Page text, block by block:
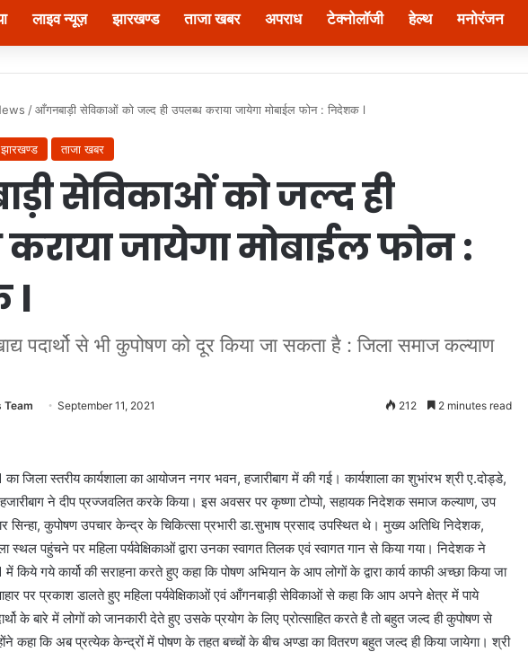
Tv | Bihar/Jharkhand No.1 News Channel
लाइव न्यूज़ झारखण्ड ताजा खबर अपराध टेक्नोलॉजी हेल्थ मनोरंजन
/आँगनबाड़ी सेविकाओं को जल्द ही उपलब्ध कराया जायेगा मोबाईल फोन : निदेशक l
झारखण्ड ताजा खबर
सेविकाओं को जल्द ही
जायेगा मोबाईल फोन :
l
पदार्थो से भी कुपोषण को दूर किया जा सकता है : जिला समाज कल्याण
Team September 11, 2021 212 2 minutes read
का जिला स्तरीय कार्यशाला का आयोजन नगर भवन, हजारीबाग में की गई। कार्यशाला का शुभांरभ श्री ए.दोड्डे,
ने दीप प्रज्जवलित करके किया। इस अवसर पर कृष्णा टोप्पो, सहायक निदेशक समाज कल्याण, उप
कुपोषण उपचार केन्द्र के चिकित्सा प्रभारी डा.सुभाष प्रसाद उपस्थित थे। मुख्य अतिथि निदेशक,
स्थल पहुंचने पर महिला पर्यवेक्षिकाओं द्वारा उनका स्वागत तिलक एवं स्वागत गान से किया गया। निदेशक ने
में किये गये कार्यो की सराहना करते हुए कहा कि पोषण अभियान के आप लोगों के द्वारा कार्य काफी अच्छा किया जा
पर प्रकाश डालते हुए महिला पर्यवेक्षिकाओं एवं आँगनबाड़ी सेविकाओं से कहा कि आप अपने क्षेत्र में पाये
के बारे में लोगों को जानकारी देते हुए उसके प्रयोग के लिए प्रोत्साहित करते है तो बहुत जल्द ही कुपोषण से
कहा कि अब प्रत्येक केन्द्रों में पोषण के तहत बच्चों के बीच अण्डा का वितरण बहुत जल्द ही किया जायेगा। श्री